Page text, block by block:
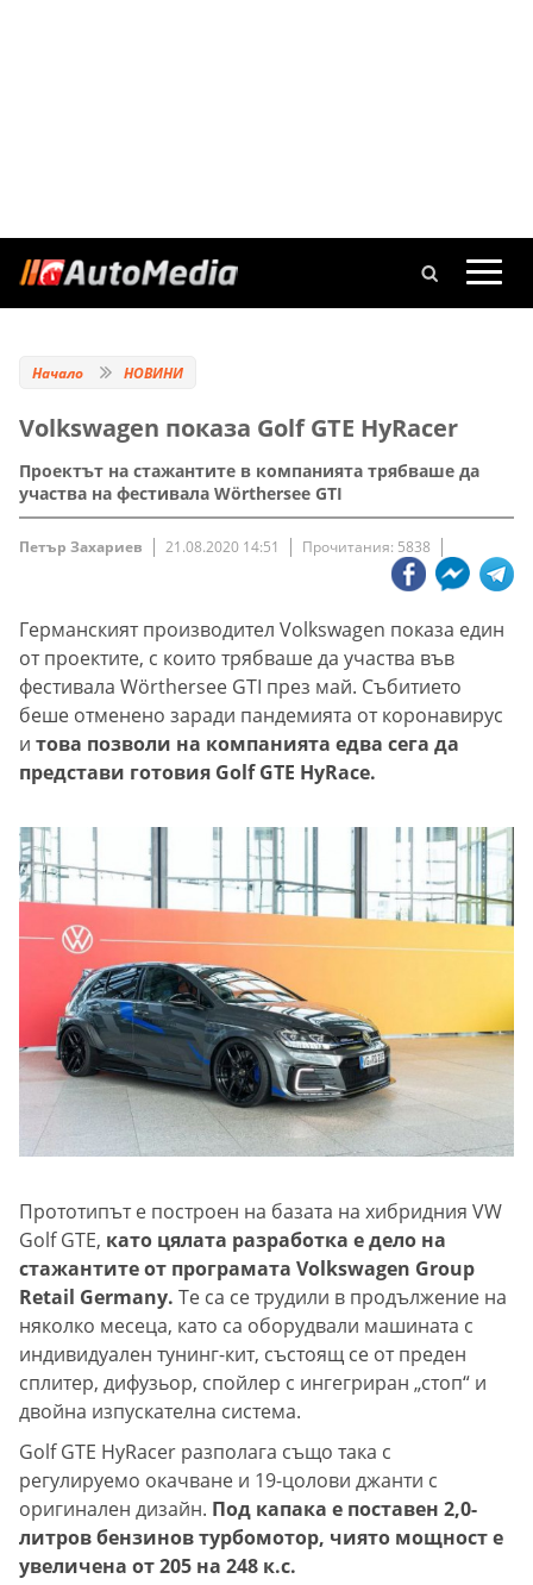
Начало НОВИНИ
Volkswagen показа Golf GTE HyRacer
Проектът на стажантите в компанията трябваше да
участва на фестивала Wörthersee GTI
Петър Захариев 21.08.2020 14:51 Прочитания: 5838
Германският производител Volkswagen показа един
от проектите, с които трябваше да участва във
фестивала Wörthersee GTI през май. Събитието
беше отменено заради пандемията от коронавирус
и това позволи на компанията едва сега да
представи готовия Golf GTE HyRace.
Прототипът е построен на базата на хибридния VW
Golf GTE, като цялата разработка е дело на
стажантите от програмата Volkswagen Group
Retail Germany. Те са се трудили в продължение на
няколко месеца, като са оборудвали машината с
индивидуален тунинг-кит, състоящ се от преден
сплитер, дифузьор, спойлер с ингегриран „стоп“ и
двойна изпускателна система.
Golf GTE HyRacer разполага също така с
регулируемо окачване и 19-цолови джанти с
оригинален дизайн. Под капака е поставен 2,0-
литров бензинов турбомотор, чиято мощност е
увеличена от 205 на 248 к.с.